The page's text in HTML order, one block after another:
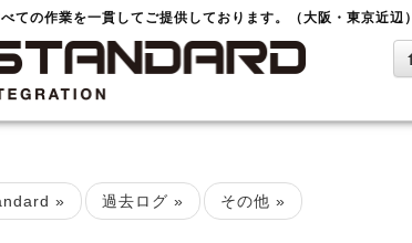
ての作業を一貫してご提供しております。（大阪・東京近辺）
» 過去ログ » その他 »